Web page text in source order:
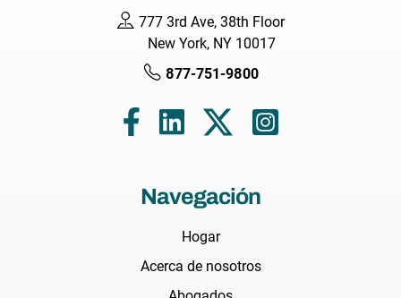
777 3rd Ave, 38th Floor
New York, NY 10017
877-751-9800
Navegación
Hogar
Acerca de nosotros